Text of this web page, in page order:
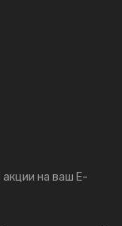
на ваш E-